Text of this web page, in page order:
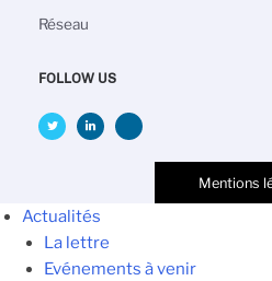
Réseau
FOLLOW US
Mentions
Actualités
La lettre
Evénements à venir